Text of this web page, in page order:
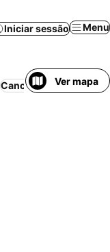
Iniciar sessão Menu
Cancelamento gratuito
Ver mapa